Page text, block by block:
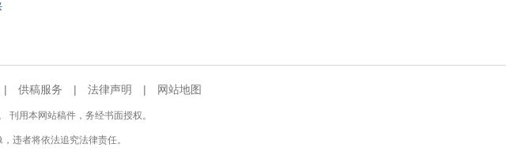
| 供稿服务 | 法律声明 | 网站地图
刊用本网站稿件，务经书面授权。
违者将依法追究法律责任。